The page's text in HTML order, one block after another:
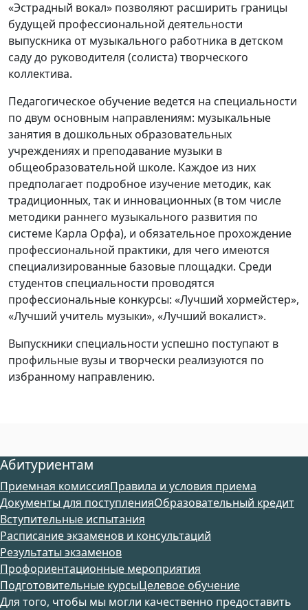
«Эстрадный вокал» позволяют расширить границы
будущей профессиональной деятельности
выпускника от музыкального работника в детском
саду до руководителя (солиста) творческого
коллектива.
Педагогическое обучение ведется на специальности
по двум основным направлениям: музыкальные
занятия в дошкольных образовательных
учреждениях и преподавание музыки в
общеобразовательной школе. Каждое из них
предполагает подробное изучение методик, как
традиционных, так и инновационных (в том числе
методики раннего музыкального развития по
системе Карла Орфа), и обязательное прохождение
профессиональной практики, для чего имеются
специализированные базовые площадки. Среди
студентов специальности проводятся
профессиональные конкурсы: «Лучший хормейстер»,
«Лучший учитель музыки», «Лучший вокалист».
Выпускники специальности успешно поступают в
профильные вузы и творчески реализуются по
избранному направлению.
Абитуриентам
Приемная комиссияПравила и условия приема
Документы для поступленияОбразовательный кредит
Вступительные испытания
Расписание экзаменов и консультаций
Результаты экзаменов
Профориентационные мероприятия
Подготовительные курсыЦелевое обучение
Для того, чтобы мы могли качественно предоставить